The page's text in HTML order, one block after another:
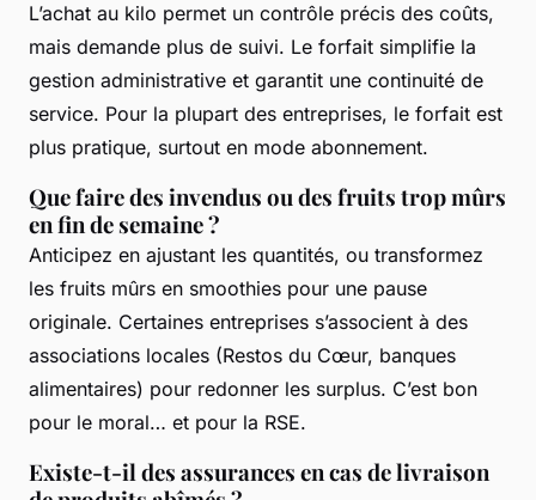
L’achat au kilo permet un contrôle précis des coûts,
mais demande plus de suivi. Le forfait simplifie la
gestion administrative et garantit une continuité de
service. Pour la plupart des entreprises, le forfait est
plus pratique, surtout en mode abonnement.
Que faire des invendus ou des fruits trop mûrs
en fin de semaine ?
Anticipez en ajustant les quantités, ou transformez
les fruits mûrs en smoothies pour une pause
originale. Certaines entreprises s’associent à des
associations locales (Restos du Cœur, banques
alimentaires) pour redonner les surplus. C’est bon
pour le moral… et pour la RSE.
Existe-t-il des assurances en cas de livraison